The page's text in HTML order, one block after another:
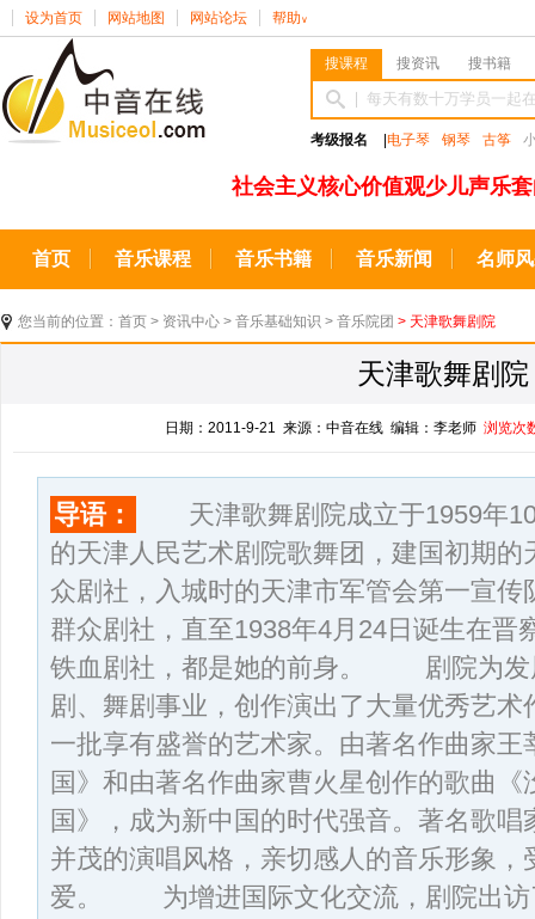
设为首页 网站地图 网站论坛 帮助 ∨
搜课程 搜资讯 搜书籍
考级报名 电子琴 钢琴 古筝
社会主义核心价值观少儿声乐
首页 音乐课程 音乐书籍 音乐新闻 名师
您当前的位置： 首页 > 资讯中心 > 音乐基础知识 > 音乐院团 > 天津歌舞剧院
天津歌舞剧院
日期：2011-9-21 来源：中音在线 编辑：李老师浏览次
导语：
天津歌舞剧院成立于1959年10
的天津人民艺术剧院歌舞团，建国初期
众剧社，入城时的天津市军管会第一宣传
群众剧社，直至1938年4月24日诞生在晋
铁血剧社，都是她的前身。 剧院为发
剧、舞剧事业，创作演出了大量优秀艺
一批享有盛誉的艺术家。由著名作曲家王
国》和由著名作曲家曹火星创作的歌曲
国》，成为新中国的时代强音。著名歌
并茂的演唱风格，亲切感人的音乐形象
爱。 为增进国际文化交流，剧院出访